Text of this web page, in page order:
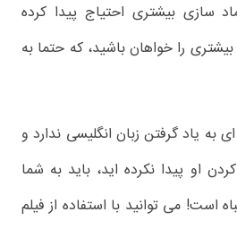
سازی بیشتری احتیاج پیدا کرده
بیشتری را خواهان باشید، که حتما به
به یاد گرفتن زبان انگلیسی ندارد و
او پیدا نکرده اید، باید به شما
است! می توانید با استفاده از فیلم